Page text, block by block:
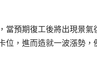
當預期復工後將出現景
位，進而造就一波漲勢